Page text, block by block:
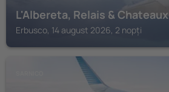
L'Albereta, Relais & Chateaux
Erbusco, 14 august 2026, 2 nopți